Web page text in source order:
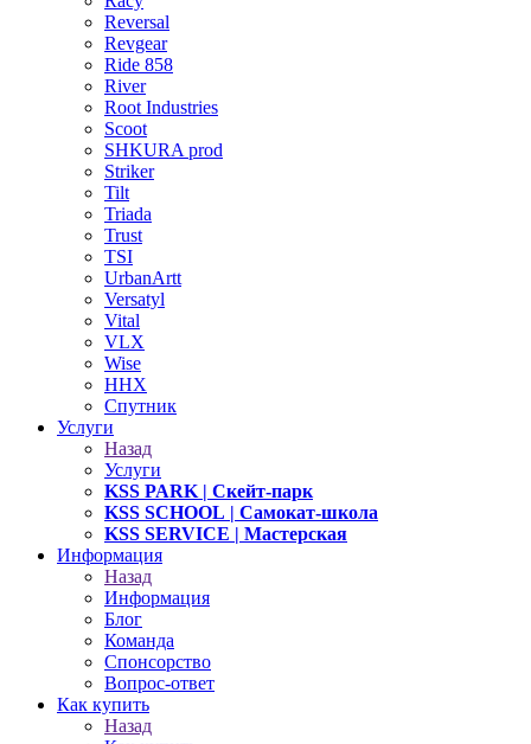
Reversal
Revgear
Ride 858
River
Root Industries
Scoot
SHKURA рrоd
Striker
Tilt
Triada
Trust
TSI
UrbanArtt
Versatyl
Vital
VLX
Wise
ННХ
Спутник
Услуги
Назад
Услуги
KSS PARK | Скейт-парк
KSS SCHOOL | Самокат-школа
KSS SERVICE | Мастерская
Информация
Назад
Информация
Блог
Команда
Спонсорство
Вопрос-ответ
Как купить
Назад